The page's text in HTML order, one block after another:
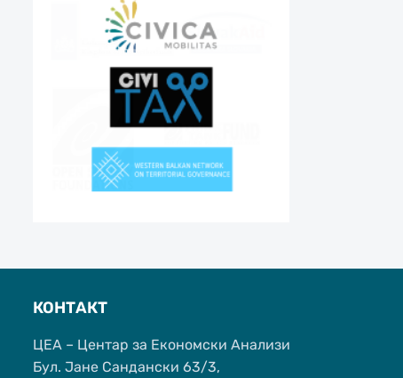
КОНТАКТ
ЦЕА – Центар за Економски Анализи
Бул. Јане Сандански 63/3,